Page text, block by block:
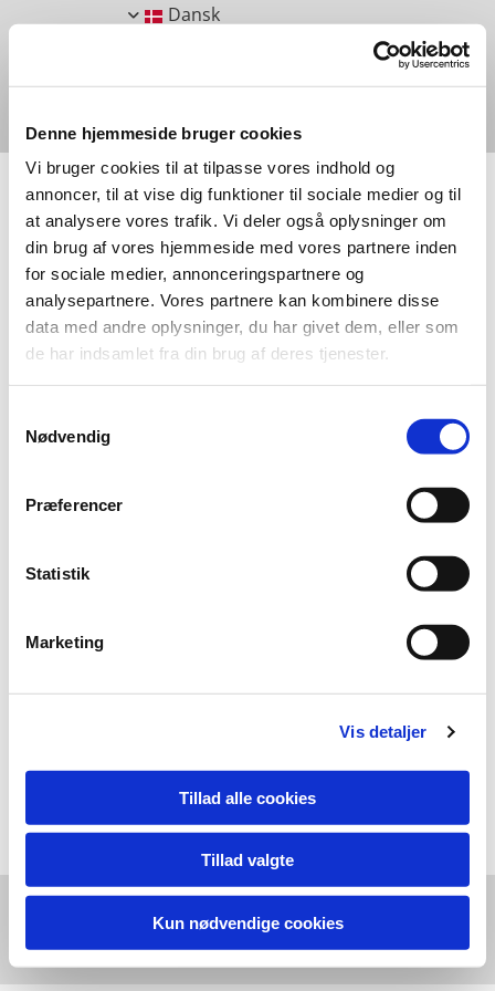
Denne hjemmeside bruger cookies
Vi bruger cookies til at tilpasse vores indhold og
annoncer, til at vise dig funktioner til sociale medier og til
at analysere vores trafik. Vi deler også oplysninger om
din brug af vores hjemmeside med vores partnere inden
for sociale medier, annonceringspartnere og
analysepartnere. Vores partnere kan kombinere disse
data med andre oplysninger, du har givet dem, eller som
de har indsamlet fra din brug af deres tjenester.
Nødvendig
Præferencer
Statistik
Marketing
Vis detaljer
Tillad alle cookies
Tillad valgte
Kun nødvendige cookies
Dansk
VÆSEN
CLAUS ØRNTOFT, HOUENVEJ 52, 9800 HJØRRING, DANMARK,
CLAUSORNTOFT@GMAIL.COM, +45 30 70 51 45